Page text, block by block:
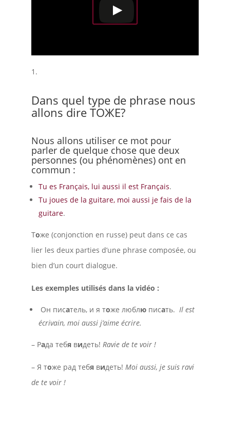
Dans quel type de phrase nous
allons dire ТОЖЕ?
Nous allons utiliser ce mot pour
parler de quelque chose que deux
personnes (ou phénomènes) ont en
commun :
Tu es Français, lui aussi il est Français.
Tu joues de la guitare, moi aussi je fais de la
guitare.
Тоже (conjonction en russe) peut dans ce cas
lier les deux parties d’une phrase composée, ou
bien d’un court dialogue.
Les exemples utilisés dans la vidéo :
Он писатель, и я тоже люблюписать. Il est
écrivain, moi aussi j’aime écrire.
– Рада тебявидеть! Ravie de te voir !
– Я тоже рад тебявидеть! Moi aussi, je suis ravi
de te voir !